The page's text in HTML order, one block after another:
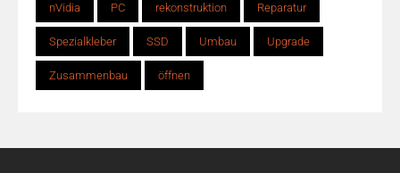
nVidia PC rekonstruktion Reparatur
Spezialkleber SSD Umbau Upgrade
Zusammenbau öffnen